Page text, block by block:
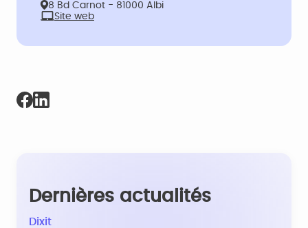
8 Bd Carnot - 81000 Albi
Site web
Dernières actualités
Dixit